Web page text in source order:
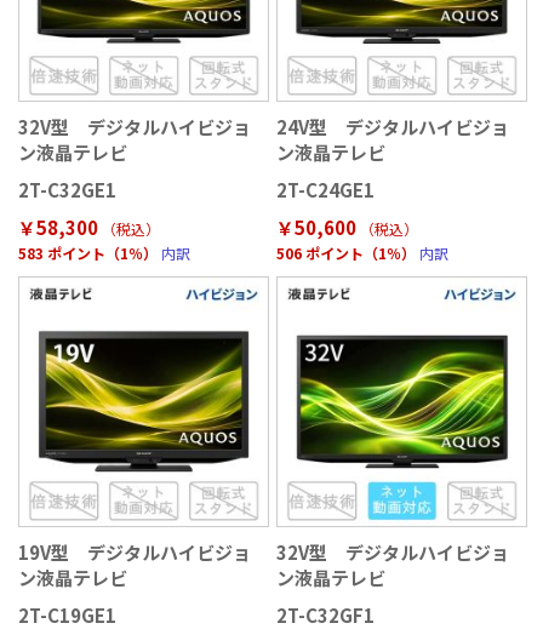
32V型 デジタルハイビジョ
ン液晶テレビ
2T-C32GE1
￥58,300
（税込）
583 ポイント（1％）
内訳
24V型 デジタルハイビジョ
ン液晶テレビ
2T-C24GE1
￥50,600
（税込）
506 ポイント（1％）
内訳
19V型 デジタルハイビジョ
ン液晶テレビ
2T-C19GE1
32V型 デジタルハイビジョ
ン液晶テレビ
2T-C32GF1